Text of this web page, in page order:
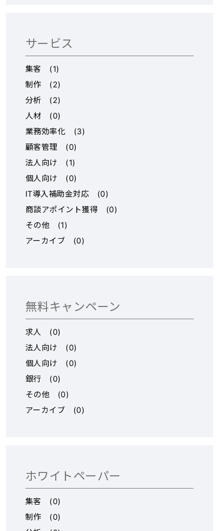
盟店オーナー様にご紹
部担当部署が対応。 本部
タッフとの関係構築、ま
る会社様】 ・階層が深め
られず、細かく業務の進
捗管理ができない ・他業
務の会話に埋もれ管理が
抜け漏れる ・ツールに不
慣れな方がいて運用がう
まくいかない ・多機能で
高いツールを導入したが
結果的に非効率に ・導入
ツールが多く非効率に ・
会う頻度が減り、効率的
な情報共有が必要 -------
--------------------------
---------- kannriで解決で
きます！ ----------------
--------------------------
に増やせる チームやチャ
ネルなどの階層を2階層で
に増やせる仕様のため、
細かくタスクの管理がで
き、他業務のコミュニケ
ーションが混ざらず、ど
こにタスクがあるか探し
やすくなります。また、
自社の運用に合う細かい
注先を招待 タスク業務が
終われば、招待を外すこ
のみ操作可能）なため、
コンプライアンス上も安
サービス
集客 (1)
制作 (2)
分析 (2)
人材 (0)
業務効率化 (3)
顧客管理 (0)
法人向け (1)
個人向け (0)
IT導入補助金対応 (0)
商談アポイント獲得 (0)
その他 (1)
アーカイブ (0)
無料キャンペーン
求人 (0)
法人向け (0)
個人向け (0)
銀行 (0)
その他 (0)
アーカイブ (0)
ホワイトペーパー
集客 (0)
制作 (0)